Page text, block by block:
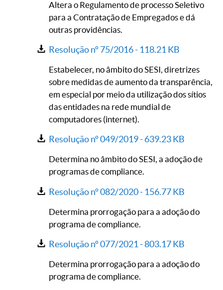
Altera o Regulamento de processo Seletivo
para a Contratação de Empregados e dá
outras providências.
Resolução nº 75/2016 - 118.21 KB
Estabelecer, no âmbito do SESI, diretrizes
sobre medidas de aumento da transparência,
em especial por meio da utilização dos sítios
das entidades na rede mundial de
computadores (internet).
Resolução nº 049/2019 -639.23 KB
Determina no âmbito do SESI, a adoção de
programas de compliance.
Resolução nº 082/2020 - 156.77 KB
Determina prorrogação para a adoção do
programa de compliance.
Resolução nº 077/2021 -803.17 KB
Determina prorrogação para a adoção do
programa de compliance.